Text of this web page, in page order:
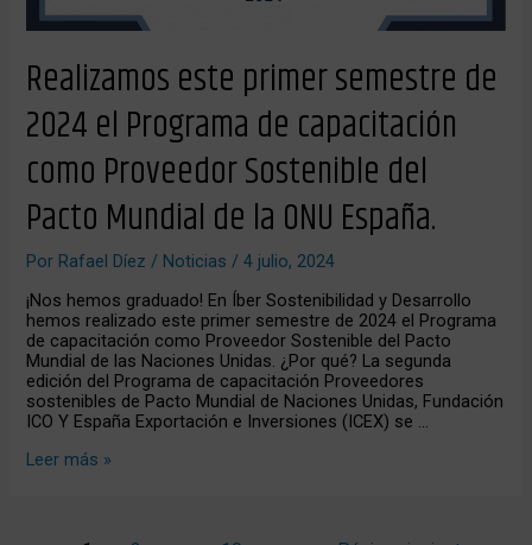
Realizamos este primer semestre de
2024 el Programa de capacitación
como Proveedor Sostenible del
Pacto Mundial de la ONU España.
Por Rafael Díez/ Noticias /4 julio, 2024
¡Nos hemos graduado! En Íber Sostenibilidad y Desarrollo
hemos realizado este primer semestre de 2024 el Programa
de capacitación como Proveedor Sostenible del Pacto
Mundial de las Naciones Unidas. ¿Por qué? La segunda
edición del Programa de capacitación Proveedores
sostenibles de Pacto Mundial de Naciones Unidas, Fundación
ICO Y España Exportación e Inversiones (ICEX) se …
de
ONU
España.
Leer más »